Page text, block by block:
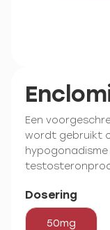
Een
wordt gebruikt
Dosering
50mg